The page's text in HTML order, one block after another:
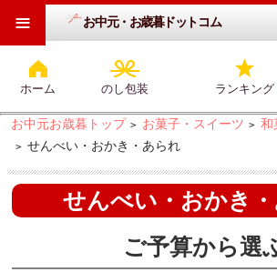
お中元・お歳暮ドットコム
ホーム のし包装 ランキング
≡
お中元お歳暮トップ > お菓子・スイーツ > 和
> せんべい・おかき・あられ
せんべい・おかき
ご予算から選